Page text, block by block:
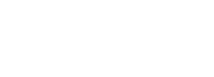
23 augustus 2026